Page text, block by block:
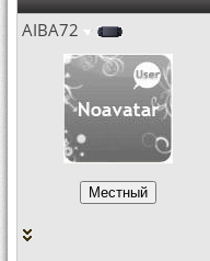
AIBA72